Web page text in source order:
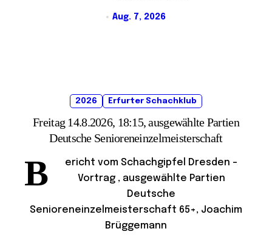
Aug. 7, 2026
2026 Erfurter Schachklub
Freitag 14.8.2026, 18:15, ausgewählte Partien
Deutsche Senioreneinzelmeisterschaft
B
ericht vom Schachgipfel Dresden –
Vortrag , ausgewählte Partien
Deutsche
Senioreneinzelmeisterschaft 65+, Joachim
Brüggemann